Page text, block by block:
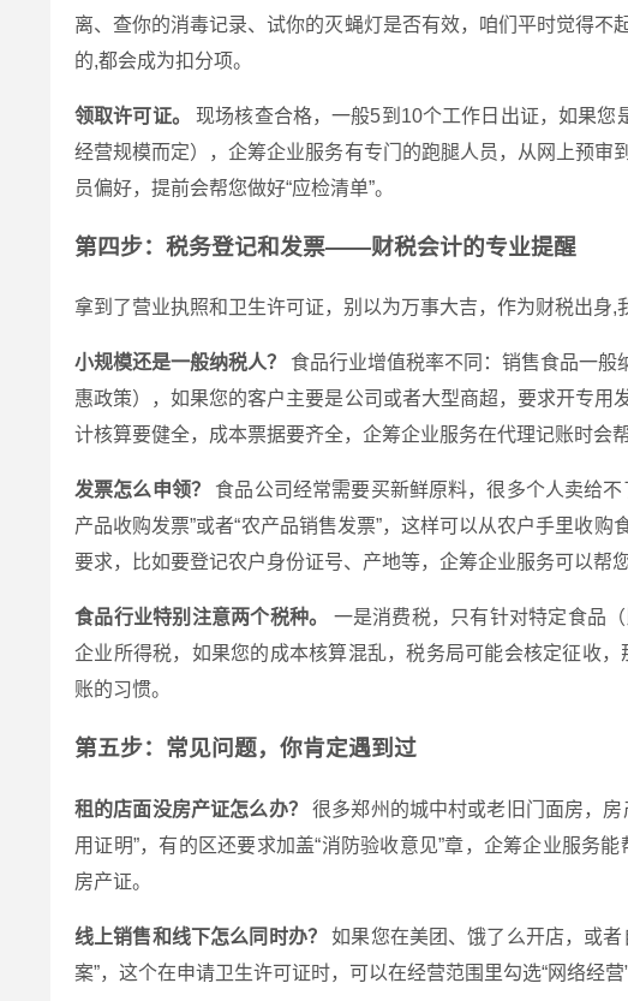
离、查你的消毒记录、试你的灭蝇灯是否有效，咱们平时觉得
的,都会成为扣分项。
领取许可证。
现场核查合格，一般5到10个工作日出证，如果您
经营规模而定），企筹企业服务有专门的跑腿人员，从网上预
员偏好，提前会帮您做好“应检清单”。
第四步：税务登记和发票——财税会计的专业提醒
拿到了营业执照和卫生许可证，别以为万事大吉，作为财税出身,
小规模还是一般纳税人？
食品行业增值税率不同：销售食品一
惠政策），如果您的客户主要是公司或者大型商超，要求开专
计核算要健全，成本票据要齐全，企筹企业服务在代理记账时会
发票怎么申领？
食品公司经常需要买新鲜原料，很多个人卖给
产品收购发票”或者“农产品销售发票”，这样可以从农户手里收
要求，比如要登记农户身份证号、产地等，企筹企业服务可以帮
食品行业特别注意两个税种。
一是消费税，只有针对特定食品
企业所得税，如果您的成本核算混乱，税务局可能会核定征收
账的习惯。
第五步：常见问题，你肯定遇到过
租的店面没房产证怎么办？
很多郑州的城中村或老旧门面房，
用证明”，有的区还要求加盖“消防验收意见”章，企筹企业服务
房产证。
线上销售和线下怎么同时办？
如果您在美团、饿了么开店，或
案”，这个在申请卫生许可证时，可以在经营范围里勾选“网络经营